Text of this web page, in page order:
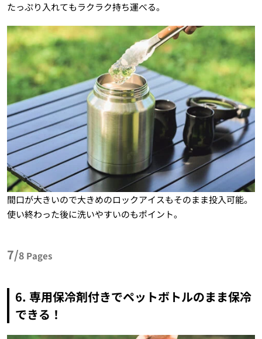
たっぷり入れてもラクラク持ち運べる。
間口が大きいので大きめのロックアイスもそのまま投入可能。
使い終わった後に洗いやすいのもポイント。
7/8 Pages
6. 専用保冷剤付きでペットボトルのまま保冷
できる！